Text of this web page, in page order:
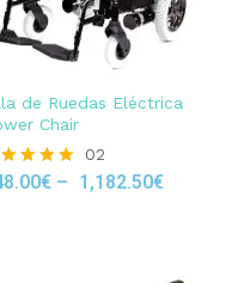
de Ruedas Eléctrica
Chair
02
€ – 1,182.50€